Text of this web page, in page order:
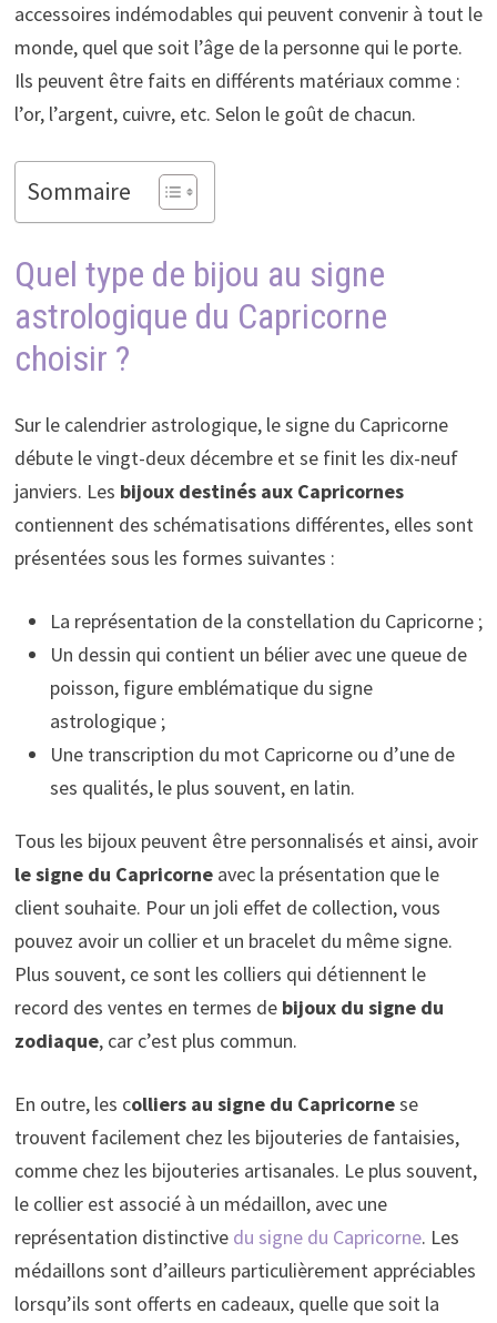
accessoires indémodables qui peuvent convenir à tout le
monde, quel que soit l’âge de la personne qui le porte.
Ils peuvent être faits en différents matériaux comme :
l’or, l’argent, cuivre, etc. Selon le goût de chacun.
Sommaire
Quel type de bijou au signe
astrologique du Capricorne
choisir ?
Sur le calendrier astrologique, le signe du Capricorne
débute le vingt-deux décembre et se finit les dix-neuf
janviers. Les bijoux destinés aux Capricornes
contiennent des schématisations différentes, elles sont
présentées sous les formes suivantes :
La représentation de la constellation du Capricorne ;
Un dessin qui contient un bélier avec une queue de
poisson, figure emblématique du signe
astrologique ;
Une transcription du mot Capricorne ou d’une de
ses qualités, le plus souvent, en latin.
Tous les bijoux peuvent être personnalisés et ainsi, avoir
le signe du Capricorneavec la présentation que le
client souhaite. Pour un joli effet de collection, vous
pouvez avoir un collier et un bracelet du même signe.
Plus souvent, ce sont les colliers qui détiennent le
record des ventes en termes de bijoux du signe du
zodiaque, car c’est plus commun.
En outre, les colliers au signe du Capricornese
trouvent facilement chez les bijouteries de fantaisies,
comme chez les bijouteries artisanales. Le plus souvent,
le collier est associé à un médaillon, avec une
représentation distinctive du signe du Capricorne. Les
médaillons sont d’ailleurs particulièrement appréciables
lorsqu’ils sont offerts en cadeaux, quelle que soit la